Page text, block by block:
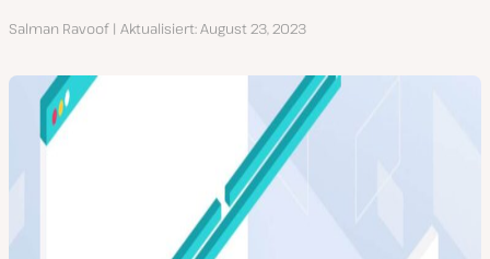
Autor
Salman Ravoof Aktualisiert August 23, 2023